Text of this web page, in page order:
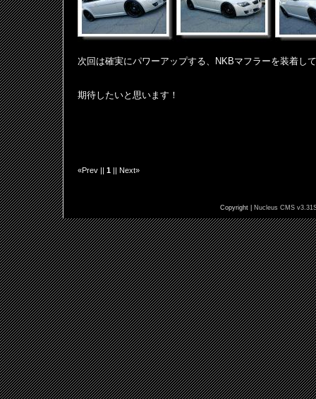
次回は確実にパワーアップする、NKBマフラーを装着し
期待したいと思います！
«Prev || 1 || Next»
Copyright | Nucleus CMS